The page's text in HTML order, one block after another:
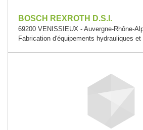
BOSCH REXROTH D.S.I.
69200 VENISSIEUX - Auvergne-Rhône-
Fabrication d'équipements hydrauliques et